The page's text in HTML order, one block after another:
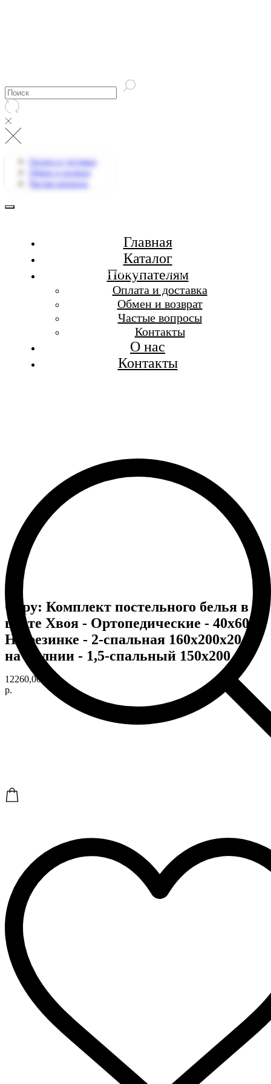
Бесплатная доставка при заказе от 7 000 р.
Оплата и доставка
Обмен и возврат
Частые вопросы
Главная
Каталог
Покупателям
Оплата и доставка
Обмен и возврат
Частые вопросы
Контакты
О нас
Контакты
Copy: Комплект постельного белья в
цвете Хвоя - Ортопедические - 40х60 -
На резинке - 2-спальная 160х200х20 -
на молнии - 1,5-спальный 150х200
12260,00
р.